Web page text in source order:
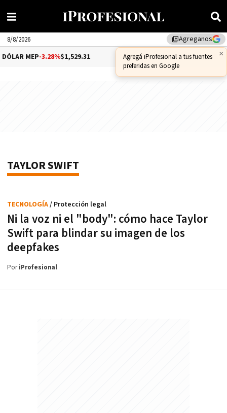
library_addAgreganos
×
Agregá iProfesional a tus fuentes
preferidas en Google
8/8/2026
MEP-3.28%$1,529.31 DÓLAR CCL-1.25%$1,556.14
TAYLOR SWIFT
Ni la voz ni el "body": cómo hace Taylor
Swift para blindar su imagen de los
deepfakes
TECNOLOGÍA/ Protección legal
PoriProfesional